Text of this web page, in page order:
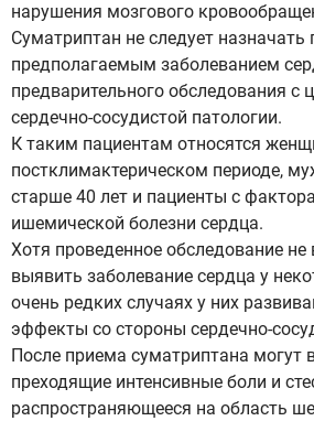
нарушения мозгового
Суматриптан не следует назначать
предполагаемым заболеванием
предварительного обследования с
сердечно-сосудистой патологии.
К таким пациентам относятся
постклимактерическом периоде,
старше 40 лет и пациенты с
ишемической болезни сердца.
Хотя проведенное обследование не
выявить заболевание сердца у
очень редких случаях у них
эффекты со стороны сердечно-
После приема суматриптана могут
преходящие интенсивные боли и
распространяющееся на область